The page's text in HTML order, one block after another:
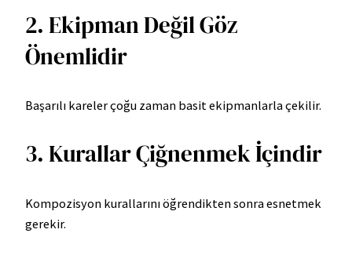
2. Ekipman Değil Göz
Önemlidir
Başarılı kareler çoğu zaman basit ekipmanlarla çekilir.
3. Kurallar Çiğnenmek İçindir
Kompozisyon kurallarını öğrendikten sonra esnetmek
gerekir.